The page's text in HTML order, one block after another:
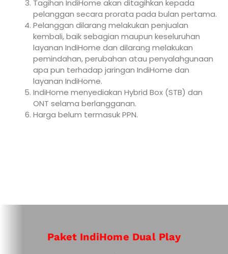
Tagihan IndiHome akan ditagihkan kepada
pelanggan secara prorata pada bulan pertama.
Pelanggan dilarang melakukan penjualan
kembali, baik sebagian maupun keseluruhan
layanan IndiHome dan dilarang melakukan
pemindahan, perubahan atau penyalahgunaan
apa pun terhadap jaringan IndiHome dan
layanan IndiHome.
IndiHome menyediakan Hybrid Box (STB) dan
ONT selama berlangganan.
Harga belum termasuk PPN.
Paket IndiHome Dual Play